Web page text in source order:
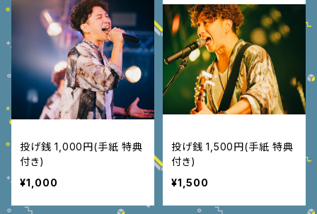
投げ銭 1,000円(手紙 特典
付き)
¥1,000
投げ銭 1,500円(手紙 特典
付き)
¥1,500